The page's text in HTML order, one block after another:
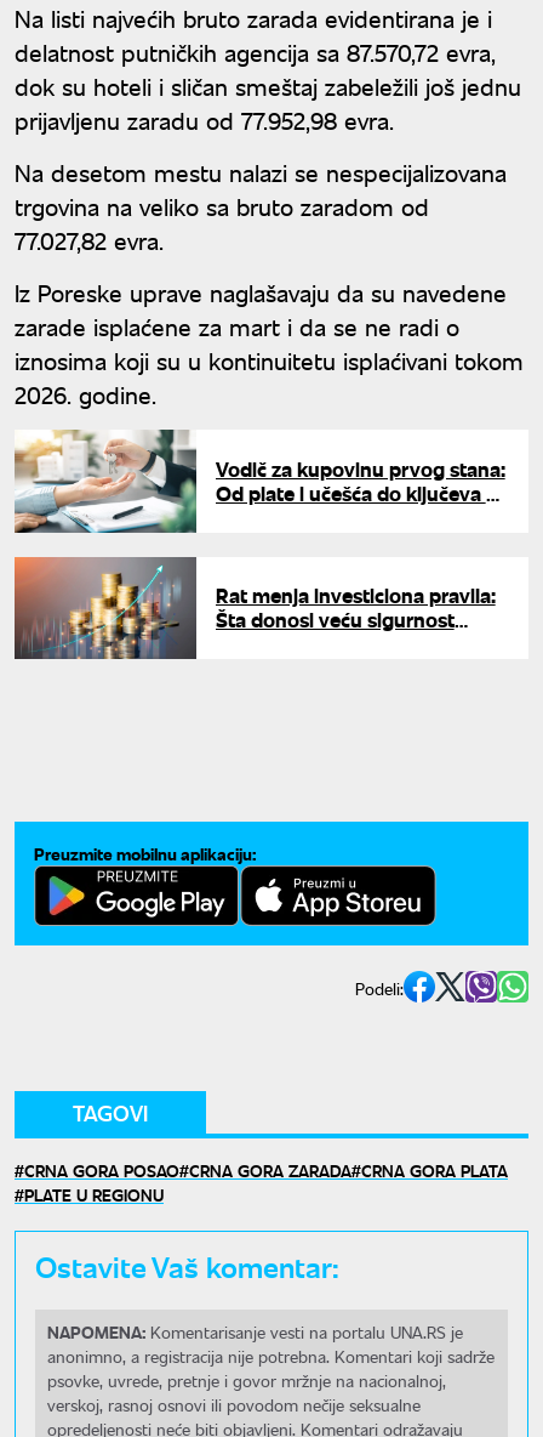
Na listi najvećih bruto zarada evidentirana je i
delatnost putničkih agencija sa 87.570,72 evra,
dok su hoteli i sličan smeštaj zabeležili još jednu
prijavljenu zaradu od 77.952,98 evra.
Na desetom mestu nalazi se nespecijalizovana
trgovina na veliko sa bruto zaradom od
77.027,82 evra.
Iz Poreske uprave naglašavaju da su navedene
zarade isplaćene za mart i da se ne radi o
iznosima koji su u kontinuitetu isplaćivani tokom
2026. godine.
Vodič za kupovinu prvog stana:
Od plate i učešća do ključeva u
Rat menja investiciona pravila:
Šta donosi veću sigurnost
Preuzmite mobilnu aplikaciju:
Podeli:
TAGOVI
CRNA GORA POSAO CRNA GORA ZARADA CRNA GORA PLATA
PLATE U REGIONU
Ostavite Vaš komentar:
NAPOMENA: Komentarisanje vesti na portalu UNA.RS je
anonimno, a registracija nije potrebna. Komentari koji sadrže
psovke, uvrede, pretnje i govor mržnje na nacionalnoj,
verskoj, rasnoj osnovi ili povodom nečije seksualne
opredeljenosti neće biti objavljeni. Komentari odražavaju